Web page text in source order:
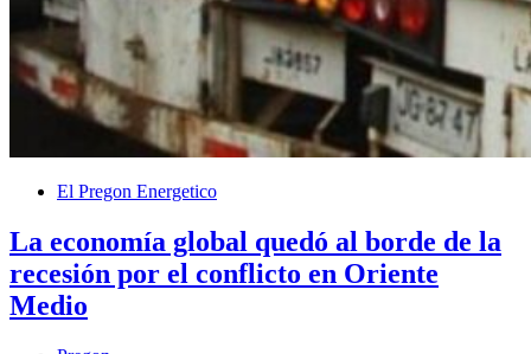
El Pregon Energetico
La economía global quedó al borde de la
recesión por el conflicto en Oriente
Medio